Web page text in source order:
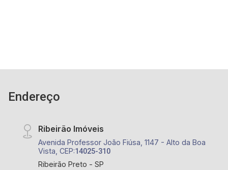
Endereço
Ribeirão Imóveis
Avenida Professor João Fiúsa, 1147 - Alto da Boa
Vista, CEP:14025-310
Ribeirão Preto - SP